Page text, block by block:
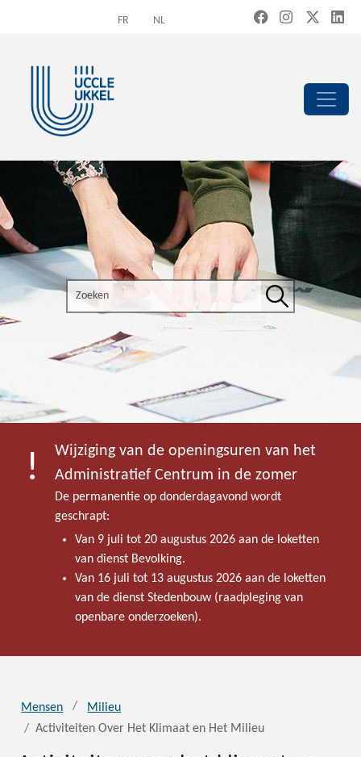
FR NL
Search the site
Zoeken
Wijziging van de openingsuren van het
Administratief Centrum in de zomer
De permanentie op donderdagavond wordt
geschrapt:
Van 9 juli tot 20 augustus 2026 aan de loketten
van dienst Bevolking.
Van 16 juli tot 13 augustus 2026 aan de loketten
van de dienst Stedenbouw (raadpleging van
openbare onderzoeken).
Mensen
Milieu
Activiteiten Over Het Klimaat en Het Milieu